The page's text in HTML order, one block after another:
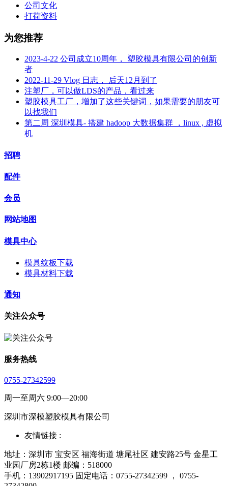
公司文化
打荷资料
为您推荐
2023-4-22 公司成立10周年， 塑胶模具有限公司的创新
者
2022-11-29 Vlog 日志， 后天12月到了
注塑厂，可以做LDS的产品，看过来
塑胶模具工厂，增加了这些关键词，如果需要的朋友可
以找我们
第二周 深圳模具- 搭建 hadoop 大数据集群 ，linux , 虚拟
机
招聘
配件
会员
网站地图
模具中心
模具纹板下载
模具材料下载
通知
关注公众号
服务热线
0755-27342599
周一至周六 9:00—20:00
深圳市深模塑胶模具有限公司
友情链接 :
地址：深圳市 宝安区 福海街道 塘尾社区 建安路25号 金星工
业园厂房2栋1楼 邮编：518000
手机：13902917195 固定电话：0755-27342599 ， 0755-